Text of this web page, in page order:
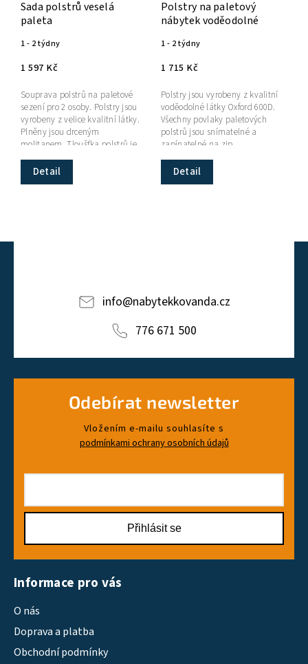
Sada polstrů veselá
paleta
1 - 2 týdny
1 597 Kč
Detail
Souprava polstrů na paletové
sezení pro 2 osoby. Polstry jsou
vyrobeny z velice kvalitní látky.
Plněny jsou drceným
molitanem. Tloušťka polstrů je
přibližně 10 cm.
Polstry na paletový
nábytek voděodolné
1 - 2 týdny
1 715 Kč
Detail
Polstry jsou vyrobeny z kvalitní
voděodolné látky Oxford 600D.
Všechny povlaky paletových
polstrů jsou snímatelné a
zapínatelné na zip.
info@nabytekkovanda.cz
776 671 500
Odebírat newsletter
Vložením e-mailu souhlasíte s
podmínkami ochrany osobních údajů
Přihlásit se
Informace pro vás
O nás
Doprava a platba
Obchodní podmínky